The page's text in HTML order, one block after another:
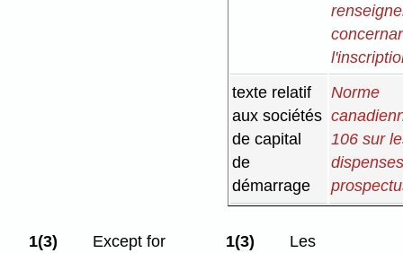
texte relatif
aux sociétés
de capital
de
démarrage
Norme
106 sur
1(3)
Except for
1(3)
Les